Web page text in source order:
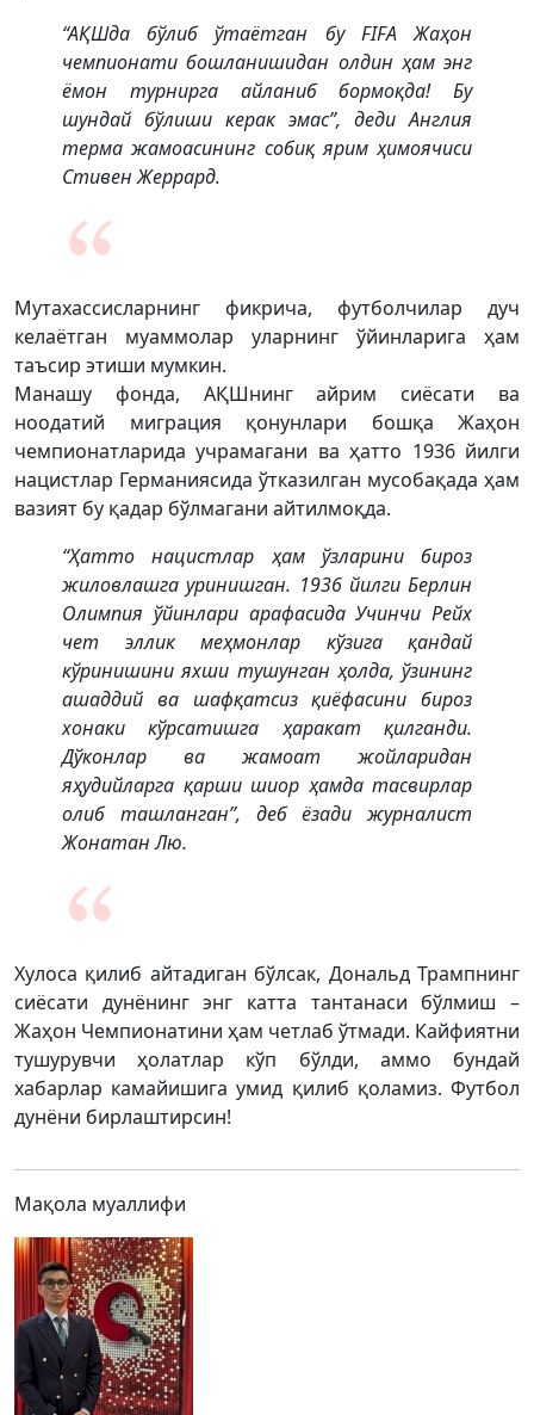
“АҚШда бўлиб ўтаётган бу FIFA Жаҳон
чемпионати бошланишидан олдин ҳам энг
ёмон турнирга айланиб бормоқда! Бу
шундай бўлиши керак эмас”, деди Англия
терма жамоасининг собиқ ярим ҳимоячиси
Стивен Жеррард.
Мутахассисларнинг фикрича, футболчилар дуч
келаётган муаммолар уларнинг ўйинларига ҳам
таъсир этиши мумкин.
Манашу фонда, АҚШнинг айрим сиёсати ва
ноодатий миграция қонунлари бошқа Жаҳон
чемпионатларида учрамагани ва ҳатто 1936 йилги
нацистлар Германиясида ўтказилган мусобақада ҳам
вазият бу қадар бўлмагани айтилмоқда.
“Ҳатто нацистлар ҳам ўзларини бироз
жиловлашга уринишган. 1936 йилги Берлин
Олимпия ўйинлари арафасида Учинчи Рейх
чет эллик меҳмонлар кўзига қандай
кўринишини яхши тушунган ҳолда, ўзининг
ашаддий ва шафқатсиз қиёфасини бироз
хонаки кўрсатишга ҳаракат қилганди.
Дўконлар ва жамоат жойларидан
яҳудийларга қарши шиор ҳамда тасвирлар
олиб ташланган”, деб ёзади журналист
Жонатан Лю.
Хулоса қилиб айтадиган бўлсак, Дональд Трампнинг
сиёсати дунёнинг энг катта тантанаси бўлмиш –
Жаҳон Чемпионатини ҳам четлаб ўтмади. Кайфиятни
тушурувчи ҳолатлар кўп бўлди, аммо бундай
хабарлар камайишига умид қилиб қоламиз. Футбол
дунёни бирлаштирсин!
Мақола муаллифи